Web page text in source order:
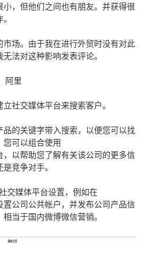
，但他们之间也有朋友。并获得很
场。由于我在进行外贸时没有对此
法对这种影响发表评论。
阿里
社交媒体平台来搜索客户。
的关键字带入搜索，以便您可以找
您可以组合使用
，以帮助您了解有关该公司的更多信
竞争对手。
交媒体平台设置，例如在
置公司公共帐户，并发布公司产品信
当于国内微博微信营销。
最新文章